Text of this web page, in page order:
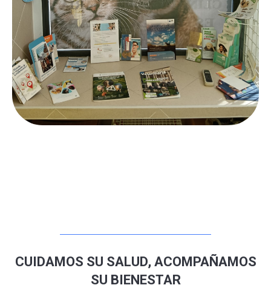
CUIDAMOS SU SALUD, ACOMPAÑAMOS
SU BIENESTAR